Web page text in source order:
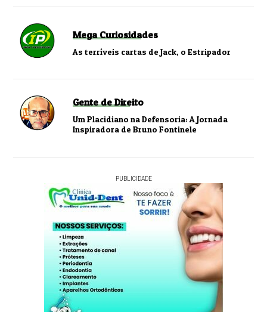
Mega Curiosidades
As terríveis cartas de Jack, o Estripador
Gente de Direito
Um Placidiano na Defensoria: A Jornada
Inspiradora de Bruno Fontinele
PUBLICIDADE